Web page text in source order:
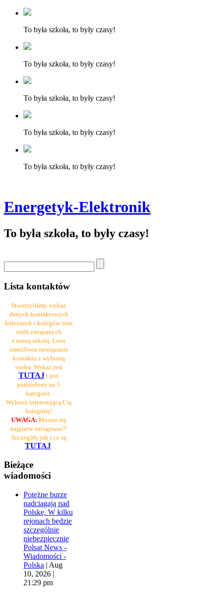
To była szkoła, to były czasy!
To była szkoła, to były czasy!
To była szkoła, to były czasy!
To była szkoła, to były czasy!
To była szkoła, to były czasy!
Energetyk-Elektronik
To była szkoła, to były czasy!
Lista kontaktów
Stworzyliśmy wykaz
danych kontaktowych
koleżanek i kolegów oraz
osób związanych
z naszą szkołą. Lista
umożliwia nawiązanie
kontaktu z wybraną
osobą. Wykaz jest
TUTAJ i jest
podzielony na 5
kategorii.
Wybierz interesującą Cię
kategorię!
UWAGA: Musisz się
najpierw zalogować!!
Szczegóły jak i co są
TUTAJ
Bieżące
wiadomości
Potężne burze
nadciągają nad
Polskę. W kilku
rejonach będzie
szczególnie
niebezpiecznie
Polsat News -
Wiadomości -
Polska | Aug
10, 2026 |
21:29 pm